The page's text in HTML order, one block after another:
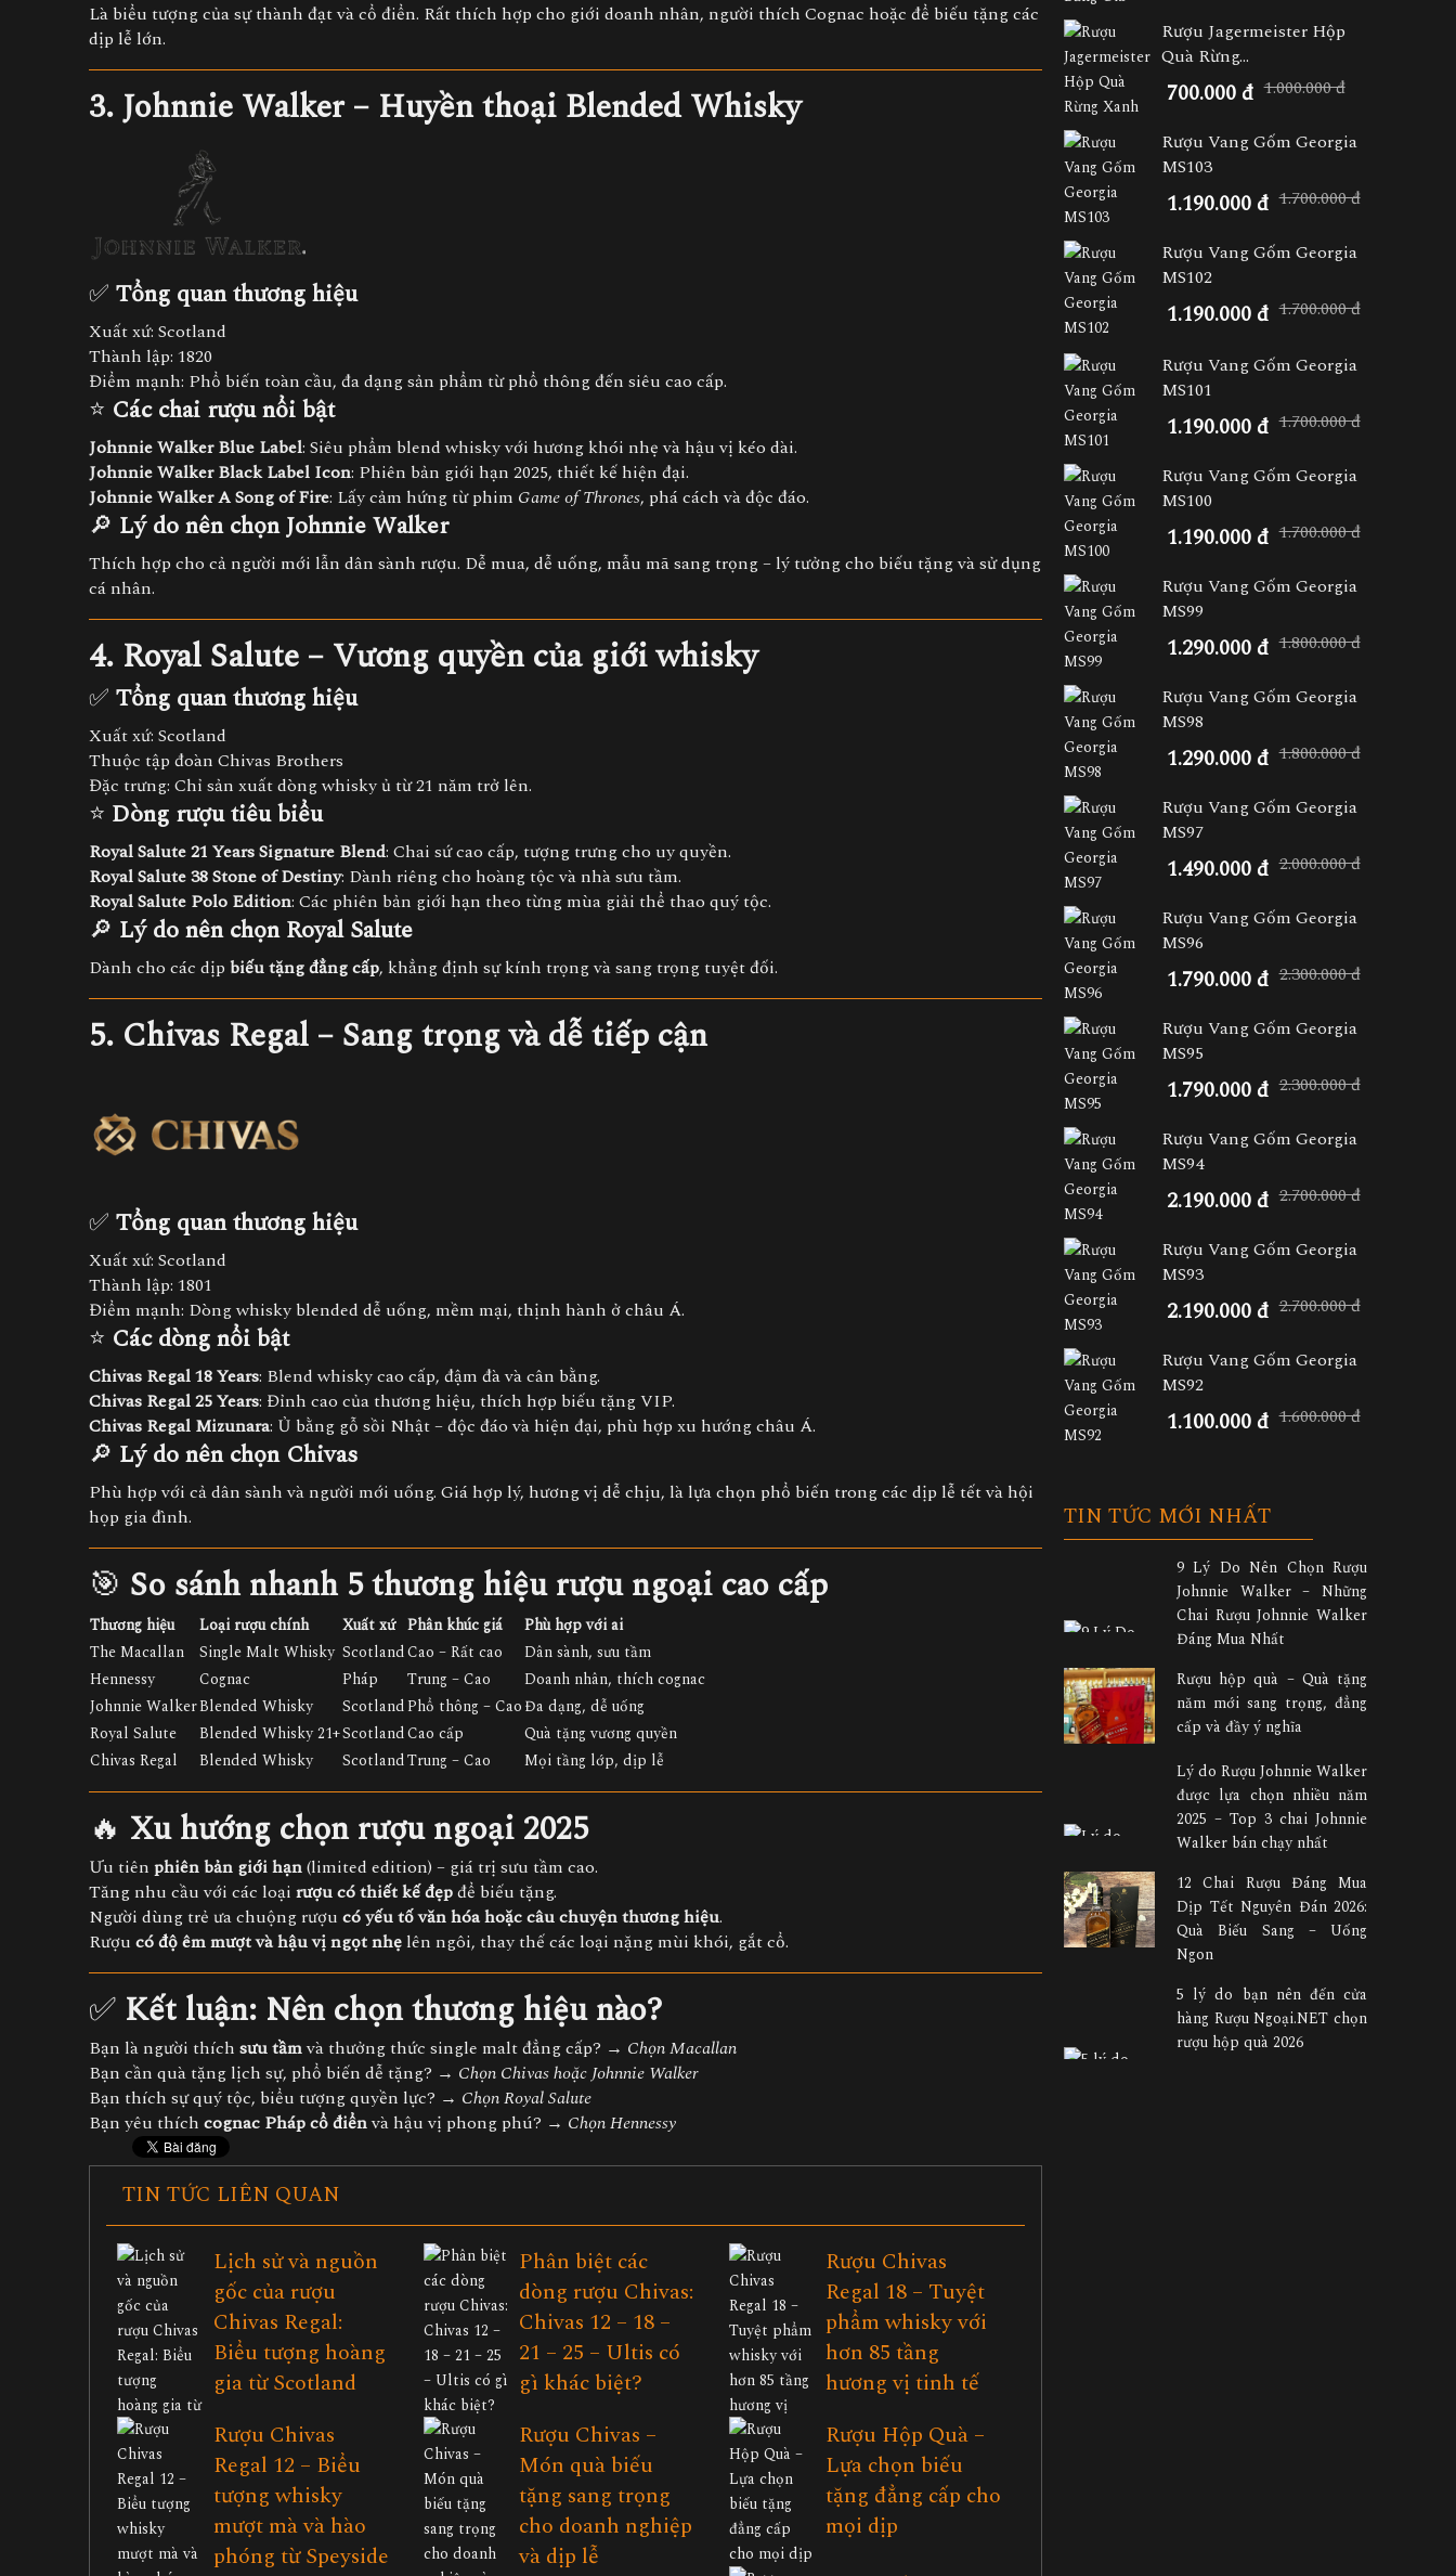
Là biểu tượng của sự thành đạt và cổ điển. Rất thích hợp cho giới doanh nhân, người thích Cognac hoặc để biếu tặng các
dịp lễ lớn.
3. Johnnie Walker – Huyền thoại Blended Whisky
✅ Tổng quan thương hiệu
Xuất xứ: Scotland
Thành lập: 1820
Điểm mạnh: Phổ biến toàn cầu, đa dạng sản phẩm từ phổ thông đến siêu cao cấp.
⭐ Các chai rượu nổi bật
Johnnie Walker Blue Label: Siêu phẩm blend whisky với hương khói nhẹ và hậu vị kéo dài.
Johnnie Walker Black Label Icon: Phiên bản giới hạn 2025, thiết kế hiện đại.
Johnnie Walker A Song of Fire: Lấy cảm hứng từ phim Game of Thrones, phá cách và độc đáo.
🔎 Lý do nên chọn Johnnie Walker
Thích hợp cho cả người mới lẫn dân sành rượu. Dễ mua, dễ uống, mẫu mã sang trọng – lý tưởng cho biếu tặng và sử dụng
cá nhân.
4. Royal Salute – Vương quyền của giới whisky
✅ Tổng quan thương hiệu
Xuất xứ: Scotland
Thuộc tập đoàn Chivas Brothers
Đặc trưng: Chỉ sản xuất dòng whisky ủ từ 21 năm trở lên.
⭐ Dòng rượu tiêu biểu
Royal Salute 21 Years Signature Blend: Chai sứ cao cấp, tượng trưng cho uy quyền.
Royal Salute 38 Stone of Destiny: Dành riêng cho hoàng tộc và nhà sưu tầm.
Royal Salute Polo Edition: Các phiên bản giới hạn theo từng mùa giải thể thao quý tộc.
🔎 Lý do nên chọn Royal Salute
Dành cho các dịp biếu tặng đẳng cấp, khẳng định sự kính trọng và sang trọng tuyệt đối.
5. Chivas Regal – Sang trọng và dễ tiếp cận
✅ Tổng quan thương hiệu
Xuất xứ: Scotland
Thành lập: 1801
Điểm mạnh: Dòng whisky blended dễ uống, mềm mại, thịnh hành ở châu Á.
⭐ Các dòng nổi bật
Chivas Regal 18 Years: Blend whisky cao cấp, đậm đà và cân bằng.
Chivas Regal 25 Years: Đỉnh cao của thương hiệu, thích hợp biếu tặng VIP.
Chivas Regal Mizunara: Ủ bằng gỗ sồi Nhật – độc đáo và hiện đại, phù hợp xu hướng châu Á.
🔎 Lý do nên chọn Chivas
Phù hợp với cả dân sành và người mới uống. Giá hợp lý, hương vị dễ chịu, là lựa chọn phổ biến trong các dịp lễ tết và hội
họp gia đình.
🎯 So sánh nhanh 5 thương hiệu rượu ngoại cao cấp
Thương hiệu Loại rượu chính Xuất xứ Phân khúc giá
Phù hợp với ai
The Macallan
Single Malt Whisky ScotlandCao – Rất cao
Dân sành, sưu tầm
Hennessy
Cognac Pháp Trung – Cao
Doanh nhân, thích cognac
Johnnie WalkerBlended Whisky ScotlandPhổ thông – CaoĐa dạng, dễ uống
Royal Salute
Blended Whisky 21+ScotlandCao cấp
Quà tặng vương quyền
Chivas Regal
Blended Whisky ScotlandTrung – Cao Mọi tầng lớp, dịp lễ
🔥 Xu hướng chọn rượu ngoại 2025
Ưu tiên phiên bản giới hạn(limited edition) – giá trị sưu tầm cao.
Tăng nhu cầu với các loại rượu có thiết kế đẹpđể biếu tặng.
Người dùng trẻ ưa chuộng rượu có yếu tố văn hóa hoặc câu chuyện thương hiệu.
Rượu có độ êm mượt và hậu vị ngọt nhẹ lên ngôi, thay thế các loại nặng mùi khói, gắt cổ.
✅ Kết luận: Nên chọn thương hiệu nào?
Bạn là người thích sưu tầmvà thưởng thức single malt đẳng cấp? → Chọn Macallan
Bạn cần quà tặng lịch sự, phổ biến dễ tặng? → Chọn Chivas hoặc Johnnie Walker
Bạn thích sự quý tộc, biểu tượng quyền lực? → Chọn Royal Salute
Bạn yêu thích cognac Pháp cổ điểnvà hậu vị phong phú? → Chọn Hennessy
TIN TỨC LIÊN QUAN
Lịch sử và nguồn
gốc của rượu
Chivas Regal:
Biểu tượng hoàng
gia từ Scotland
Phân biệt các
dòng rượu Chivas:
Chivas 12 – 18 –
21 – 25 – Ultis có
gì khác biệt?
Rượu Chivas
Regal 18 – Tuyệt
phẩm whisky với
hơn 85 tầng
hương vị tinh tế
Rượu Chivas
Regal 12 – Biểu
tượng whisky
mượt mà và hào
phóng từ Speyside
Rượu Chivas –
Món quà biếu
tặng sang trọng
cho doanh nghiệp
và dịp lễ
Rượu Hộp Quà –
Lựa chọn biếu
tặng đẳng cấp cho
mọi dịp
Rượu Jagermeister Hộp
Quà Rừng...
700.000 đ 1.000.000 đ
Rượu Vang Gốm Georgia
MS103
1.190.000 đ 1.700.000 đ
Rượu Vang Gốm Georgia
MS102
1.190.000 đ 1.700.000 đ
Rượu Vang Gốm Georgia
MS101
1.190.000 đ 1.700.000 đ
Rượu Vang Gốm Georgia
MS100
1.190.000 đ 1.700.000 đ
Rượu Vang Gốm Georgia
MS99
1.290.000 đ 1.800.000 đ
Rượu Vang Gốm Georgia
MS98
1.290.000 đ 1.800.000 đ
Rượu Vang Gốm Georgia
MS97
1.490.000 đ 2.000.000 đ
Rượu Vang Gốm Georgia
MS96
1.790.000 đ 2.300.000 đ
Rượu Vang Gốm Georgia
MS95
1.790.000 đ 2.300.000 đ
Rượu Vang Gốm Georgia
MS94
2.190.000 đ 2.700.000 đ
Rượu Vang Gốm Georgia
MS93
2.190.000 đ 2.700.000 đ
Rượu Vang Gốm Georgia
MS92
1.100.000 đ 1.600.000 đ
TIN TỨC MỚI NHẤT
9 Lý Do Nên Chọn Rượu
Johnnie Walker – Những
Chai Rượu Johnnie Walker
Đáng Mua Nhất
Rượu hộp quà – Quà tặng
năm mới sang trọng, đẳng
cấp và đầy ý nghĩa
Lý do Rượu Johnnie Walker
được lựa chọn nhiều năm
2025 – Top 3 chai Johnnie
Walker bán chạy nhất
12 Chai Rượu Đáng Mua
Dịp Tết Nguyên Đán 2026:
Quà Biếu Sang – Uống
Ngon
5 lý do bạn nên đến cửa
hàng Rượu Ngoại.NET chọn
rượu hộp quà 2026